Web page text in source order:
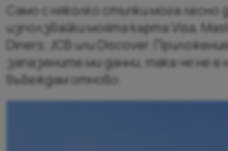
Само с няколко стъпки мога лесно
използвайки моята карта Visa,
Diners, JCB или Discover.
запазените ми данни, така че не е
въвеждам отново.